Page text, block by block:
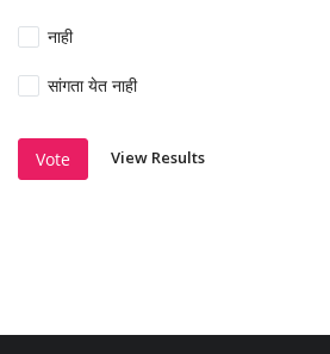
नाही
सांगता येत नाही
Vote View Results